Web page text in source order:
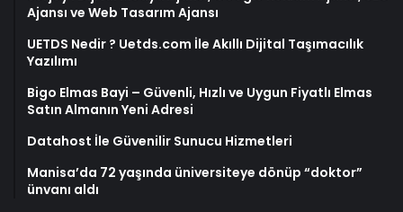
Ajansı ve Web Tasarım Ajansı
UETDS Nedir ? Uetds.com İle Akıllı Dijital Taşımacılık
Yazılımı
Bigo Elmas Bayi – Güvenli, Hızlı ve Uygun Fiyatlı Elmas
Satın Almanın Yeni Adresi
Datahost İle Güvenilir Sunucu Hizmetleri
Manisa’da 72 yaşında üniversiteye dönüp “doktor”
ünvanı aldı